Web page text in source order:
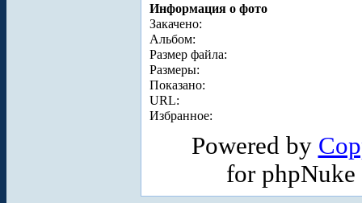
Информация о фото
Закачено:
Альбом:
Размер файла:
Размеры:
Показано:
URL:
Избранное:
Powered by
for